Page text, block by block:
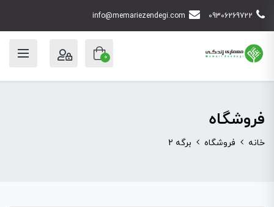
09306269722
info@memariezendegi.com
0
فروشگاه
خانه فروشگاه برگه 2